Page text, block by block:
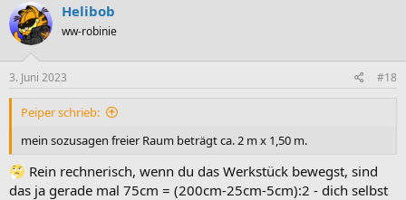
Helibob
ww-robinie
3. Juni 2023 #18
Peiper schrieb:
mein sozusagen freier Raum beträgt ca. 2 m x 1,50 m.
Rein rechnerisch, wenn du das Werkstück bewegst, sind
das ja gerade mal 75cm = (200cm-25cm-5cm):2 - dich selbst